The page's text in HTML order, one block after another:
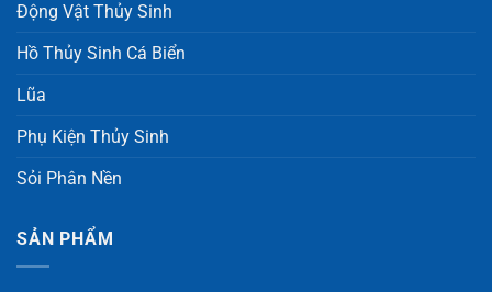
Động Vật Thủy Sinh
Hồ Thủy Sinh Cá Biển
Lũa
Phụ Kiện Thủy Sinh
Sỏi Phân Nền
SẢN PHẨM